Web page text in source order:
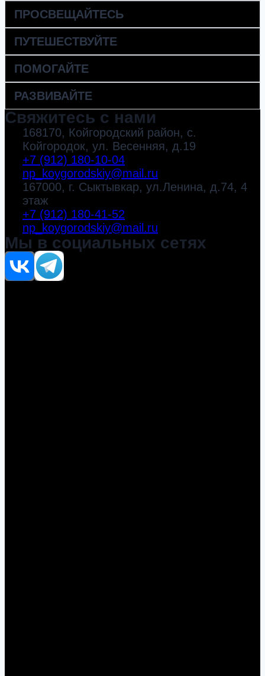
ПРОСВЕЩАЙТЕСЬ
ПУТЕШЕСТВУЙТЕ
ПОМОГАЙТЕ
РАЗВИВАЙТЕ
Свяжитесь с нами
168170, Койгородский район, с.
Койгородок, ул. Весенняя, д.19
+7 (912) 180-10-04
np_koygorodskiy@mail.ru
167000, г. Сыктывкар, ул.Ленина, д.74, 4
этаж
+7 (912) 180-41-52
np_koygorodskiy@mail.ru
Мы в социальных сетях